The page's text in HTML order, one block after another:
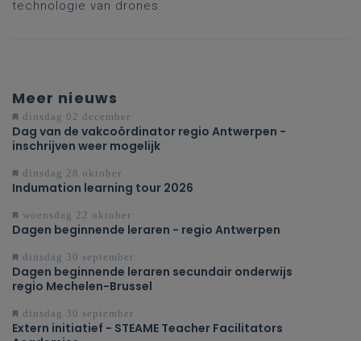
technologie van drones.
Meer nieuws
dinsdag 02 december
Dag van de vakcoördinator regio Antwerpen -
inschrijven weer mogelijk
dinsdag 28 oktober
Indumation learning tour 2026
woensdag 22 oktober
Dagen beginnende leraren - regio Antwerpen
dinsdag 30 september
Dagen beginnende leraren secundair onderwijs
regio Mechelen-Brussel
dinsdag 30 september
Extern initiatief - STEAME Teacher Facilitators